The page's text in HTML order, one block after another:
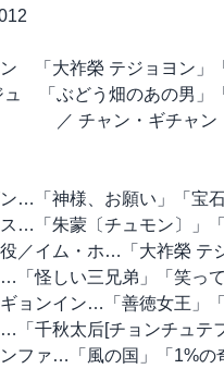
「大祚榮 テジョヨン」
ュ 「ぶどう畑のあの男」
チャン 「不滅
…「神様、お願い」「宝石
…「朱蒙〔チュモン〕」「
／イム・ホ…「大祚榮 テ
怪しい三兄弟」「笑って
ョンイン…「善徳女王」「
千秋太后[チョンチュテ
ファ…「風の国」「1%の